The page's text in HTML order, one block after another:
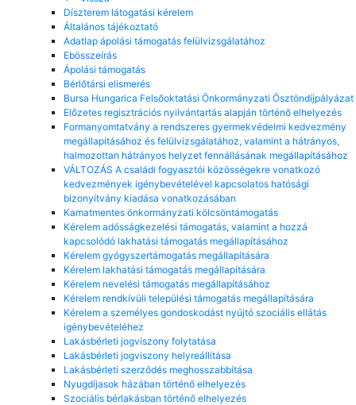
Díszterem látogatási kérelem
Általános tájékoztató
Adatlap ápolási támogatás felülvizsgálatához
Ebösszeírás
Ápolási támogatás
Bérlőtársi elismerés
Bursa Hungarica Felsőoktatási Önkormányzati Ösztöndíjpályázat
Előzetes regisztrációs nyilvántartás alapján történő elhelyezés
Formanyomtatvány a rendszeres gyermekvédelmi kedvezmény
megállapításához és felülvizsgálatához, valamint a hátrányos,
halmozottan hátrányos helyzet fennállásának megállapításához
VÁLTOZÁS A családi fogyasztói közösségekre vonatkozó
kedvezmények igénybevételével kapcsolatos hatósági
bizonyítvány kiadása vonatkozásában
Kamatmentes önkormányzati kölcsöntámogatás
Kérelem adósságkezelési támogatás, valamint a hozzá
kapcsolódó lakhatási támogatás megállapításához
Kérelem gyógyszertámogatás megállapítására
Kérelem lakhatási támogatás megállapítására
Kérelem nevelési támogatás megállapításához
Kérelem rendkívüli települési támogatás megállapítására
Kérelem a személyes gondoskodást nyújtó szociális ellátás
igénybevételéhez
Lakásbérleti jogviszony folytatása
Lakásbérleti jogviszony helyreállítása
Lakásbérleti szerződés meghosszabbítása
Nyugdíjasok házában történő elhelyezés
Szociális bérlakásban történő elhelyezés